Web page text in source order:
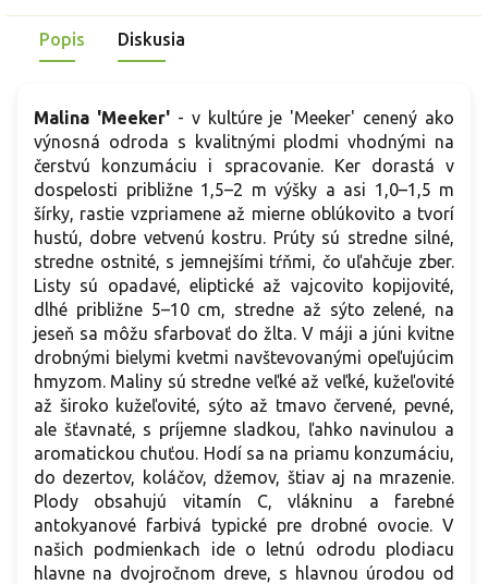
Popis Diskusia
Malina 'Meeker' - v kultúre je 'Meeker' cenený ako
výnosná odroda s kvalitnými plodmi vhodnými na
čerstvú konzumáciu i spracovanie. Ker dorastá v
dospelosti približne 1,5–2 m výšky a asi 1,0–1,5 m
šírky, rastie vzpriamene až mierne oblúkovito a tvorí
hustú, dobre vetvenú kostru. Prúty sú stredne silné,
stredne ostnité, s jemnejšími tŕňmi, čo uľahčuje zber.
Listy sú opadavé, eliptické až vajcovito kopijovité,
dlhé približne 5–10 cm, stredne až sýto zelené, na
jeseň sa môžu sfarbovať do žlta. V máji a júni kvitne
drobnými bielymi kvetmi navštevovanými opeľujúcim
hmyzom. Maliny sú stredne veľké až veľké, kužeľovité
až široko kužeľovité, sýto až tmavo červené, pevné,
ale šťavnaté, s príjemne sladkou, ľahko navinulou a
aromatickou chuťou. Hodí sa na priamu konzumáciu,
do dezertov, koláčov, džemov, štiav aj na mrazenie.
Plody obsahujú vitamín C, vlákninu a farebné
antokyanové farbivá typické pre drobné ovocie. V
našich podmienkach ide o letnú odrodu plodiacu
hlavne na dvojročnom dreve, s hlavnou úrodou od